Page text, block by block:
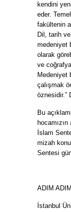
kendini
eder.
fakültenin
Dil, tarih
medeniyet
olarak
ve
Medeniyet
çalışmak
öznesidir.”
Bu
hocamızın
İslam
mizah
Sentesi
ADIM
İstanbul